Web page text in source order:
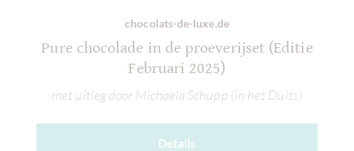
chocolats-de-luxe.de
Pure chocolade in de proeverijset (Editie
Februari 2025)
met uitleg door Michaela Schupp (in het Duits)
Details